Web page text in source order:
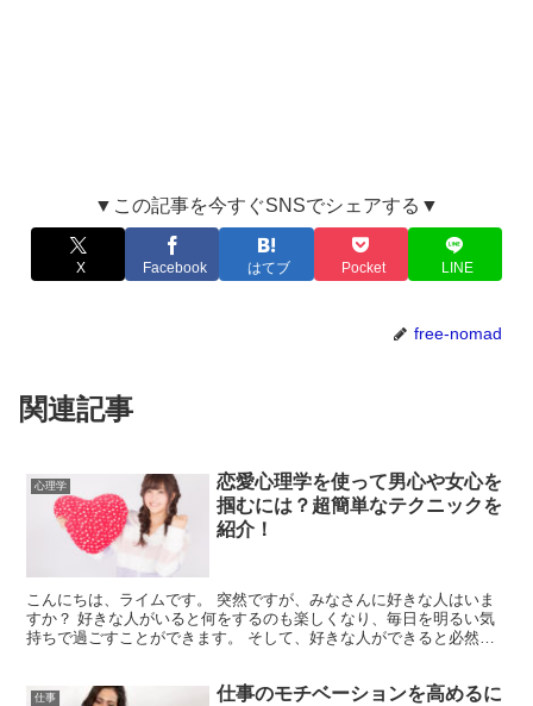
▼この記事を今すぐSNSでシェアする▼
X Facebook はてブ Pocket LINE
free-nomad
関連記事
心理学
恋愛心理学を使って男心や女心を
掴むには？超簡単なテクニックを
紹介！
こんにちは、ライムです。 突然ですが、みなさんに好きな人はいま
すか？ 好きな人がいると何をするのも楽しくなり、毎日を明るい気
持ちで過ごすことができます。 そして、好きな人ができると必然的
仕事
仕事のモチベーションを高めるに